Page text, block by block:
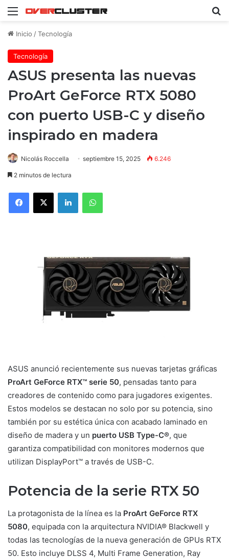
Menú
Inicio /Tecnología
Tecnología
ASUS presenta las nuevas
ProArt GeForce RTX 5080
con puerto USB-C y diseño
inspirado en madera
Nicolás Roccella septiembre 15, 2025 6.246
2 minutos de lectura
Facebook
X LinkedInWhatsApp
ASUS anunció recientemente sus nuevas tarjetas gráficas
ProArt GeForce RTX™ serie 50, pensadas tanto para
creadores de contenido como para jugadores exigentes.
Estos modelos se destacan no solo por su potencia, sino
también por su estética única con acabado laminado en
diseño de madera y un puerto USB Type-C®, que
garantiza compatibilidad con monitores modernos que
utilizan DisplayPort™ a través de USB-C.
Potencia de la serie RTX 50
La protagonista de la línea es la ProArt GeForce RTX
5080, equipada con la arquitectura NVIDIA® Blackwell y
todas las tecnologías de la nueva generación de GPUs RTX
50. Esto incluye DLSS 4, Multi Frame Generation, Ray